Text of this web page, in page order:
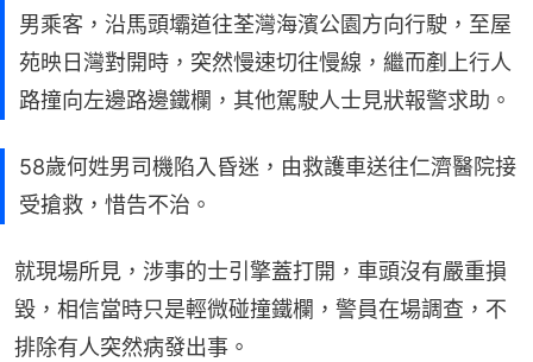
男乘客，沿馬頭壩道往荃灣海濱公園方向行駛，至屋
苑映日灣對開時，突然慢速切往慢線，繼而剷上行人
路撞向左邊路邊鐵欄，其他駕駛人士見狀報警求助。
58歲何姓男司機陷入昏迷，由救護車送往仁濟醫院接
受搶救，惜告不治。
就現場所見，涉事的士引擎蓋打開，車頭沒有嚴重損
毀，相信當時只是輕微碰撞鐵欄，警員在場調查，不
排除有人突然病發出事。